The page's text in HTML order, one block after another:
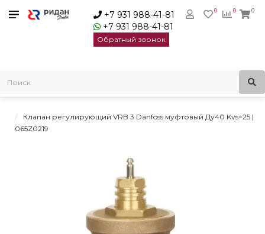
+7 931 988-41-81
+7 931 988-41-81
Обратный звонок
0
0 0
Клапаны регулирующие седельные
Клапан регулирующий VRB 3 Danfoss муфтовый Ду40 Kvs=25 |
065Z0219